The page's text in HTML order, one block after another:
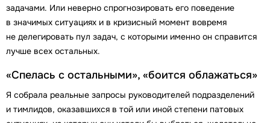
задачами. Или неверно спрогнозировать его поведение
в значимых ситуациях и в кризисный момент вовремя
не делегировать пул задач, с которыми именно он справится
лучше всех остальных.
«Спелась с остальными», «боится облажаться»
Я собрала реальные запросы руководителей подразделений
и тимлидов, оказавшихся в той или иной степени патовых